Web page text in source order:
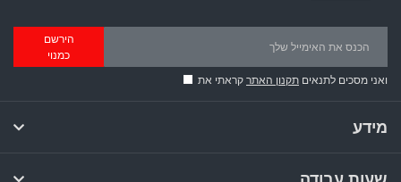
הירשם
כמנוי
ואני מסכים לתנאים תקנון האתרקראתי את
מידע